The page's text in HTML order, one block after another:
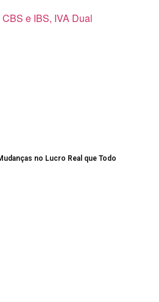
no Lucro Real que Todo